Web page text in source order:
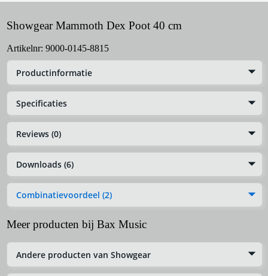
Showgear Mammoth Dex Poot 40 cm
Artikelnr: 9000-0145-8815
Productinformatie
Specificaties
Reviews (0)
Downloads (6)
Combinatievoordeel (2)
Meer producten bij Bax Music
Andere producten van Showgear